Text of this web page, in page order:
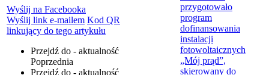
Wyślij na Facebooka
Wyślij link e-mailem Kod QR
linkujący do tego artykułu
Przejdź do - aktualność
Poprzednia
Przejdź do - aktualność
przygotowało
program
dofinansowania
instalacji
fotowoltaicznych
„Mój prąd”,
skierowany do